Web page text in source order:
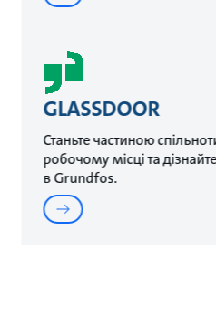
GLASSDOOR
Станьте частиною
робочому місці та
в Grundfos.